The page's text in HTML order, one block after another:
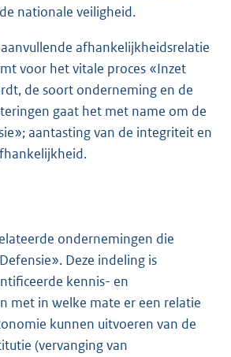
nationale veiligheid.
afhankelijkheidsrelatie
voor het vitale proces «Inzet
de soort onderneming en de
gaat het met name om de
aantasting van de integriteit en
ondernemingen die
Deze indeling is
kennis- en
met in welke mate er een relatie
kunnen uitvoeren van de
(vervanging van